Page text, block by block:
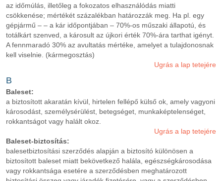
az időmúlás, illetőleg a fokozatos elhasználódás miatti
csökkenése; mértékét százalékban határozzák meg. Ha pl. egy
gépjármű – – a kár időpontjában – 70%-os műszaki állapotú, és
totálkárt szenved, a károsult az újkori érték 70%-ára tarthat igényt.
A fennmaradó 30% az avultatás mértéke, amelyet a tulajdonosnak
kell viselnie. (kármegosztás)
Ugrás a lap tetejére
B
Baleset:
a biztosított akaratán kívül, hirtelen fellépő külső ok, amely vagyoni
károsodást, személysérülést, betegséget, munkaképtelenséget,
rokkantságot vagy halált okoz.
Ugrás a lap tetejére
Baleset-biztosítás:
balesetbiztosítási szerződés alapján a biztosító különösen a
biztosított baleset miatt bekövetkező halála, egészségkárosodása
vagy rokkantsága esetére a szerződésben meghatározott